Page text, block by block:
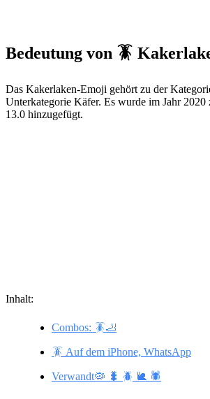
Bedeutung von 🪳
Das Kakerlaken-Emoji gehört zu der
Unterkategorie Käfer. Es wurde im Jahr 2020
13.0 hinzugefügt.
Inhalt:
Combos: 🪳🦶
🪳 Auf dem iPhone, WhatsApp
Verwandt🦠 🐛 🪲 🐌 🕷️